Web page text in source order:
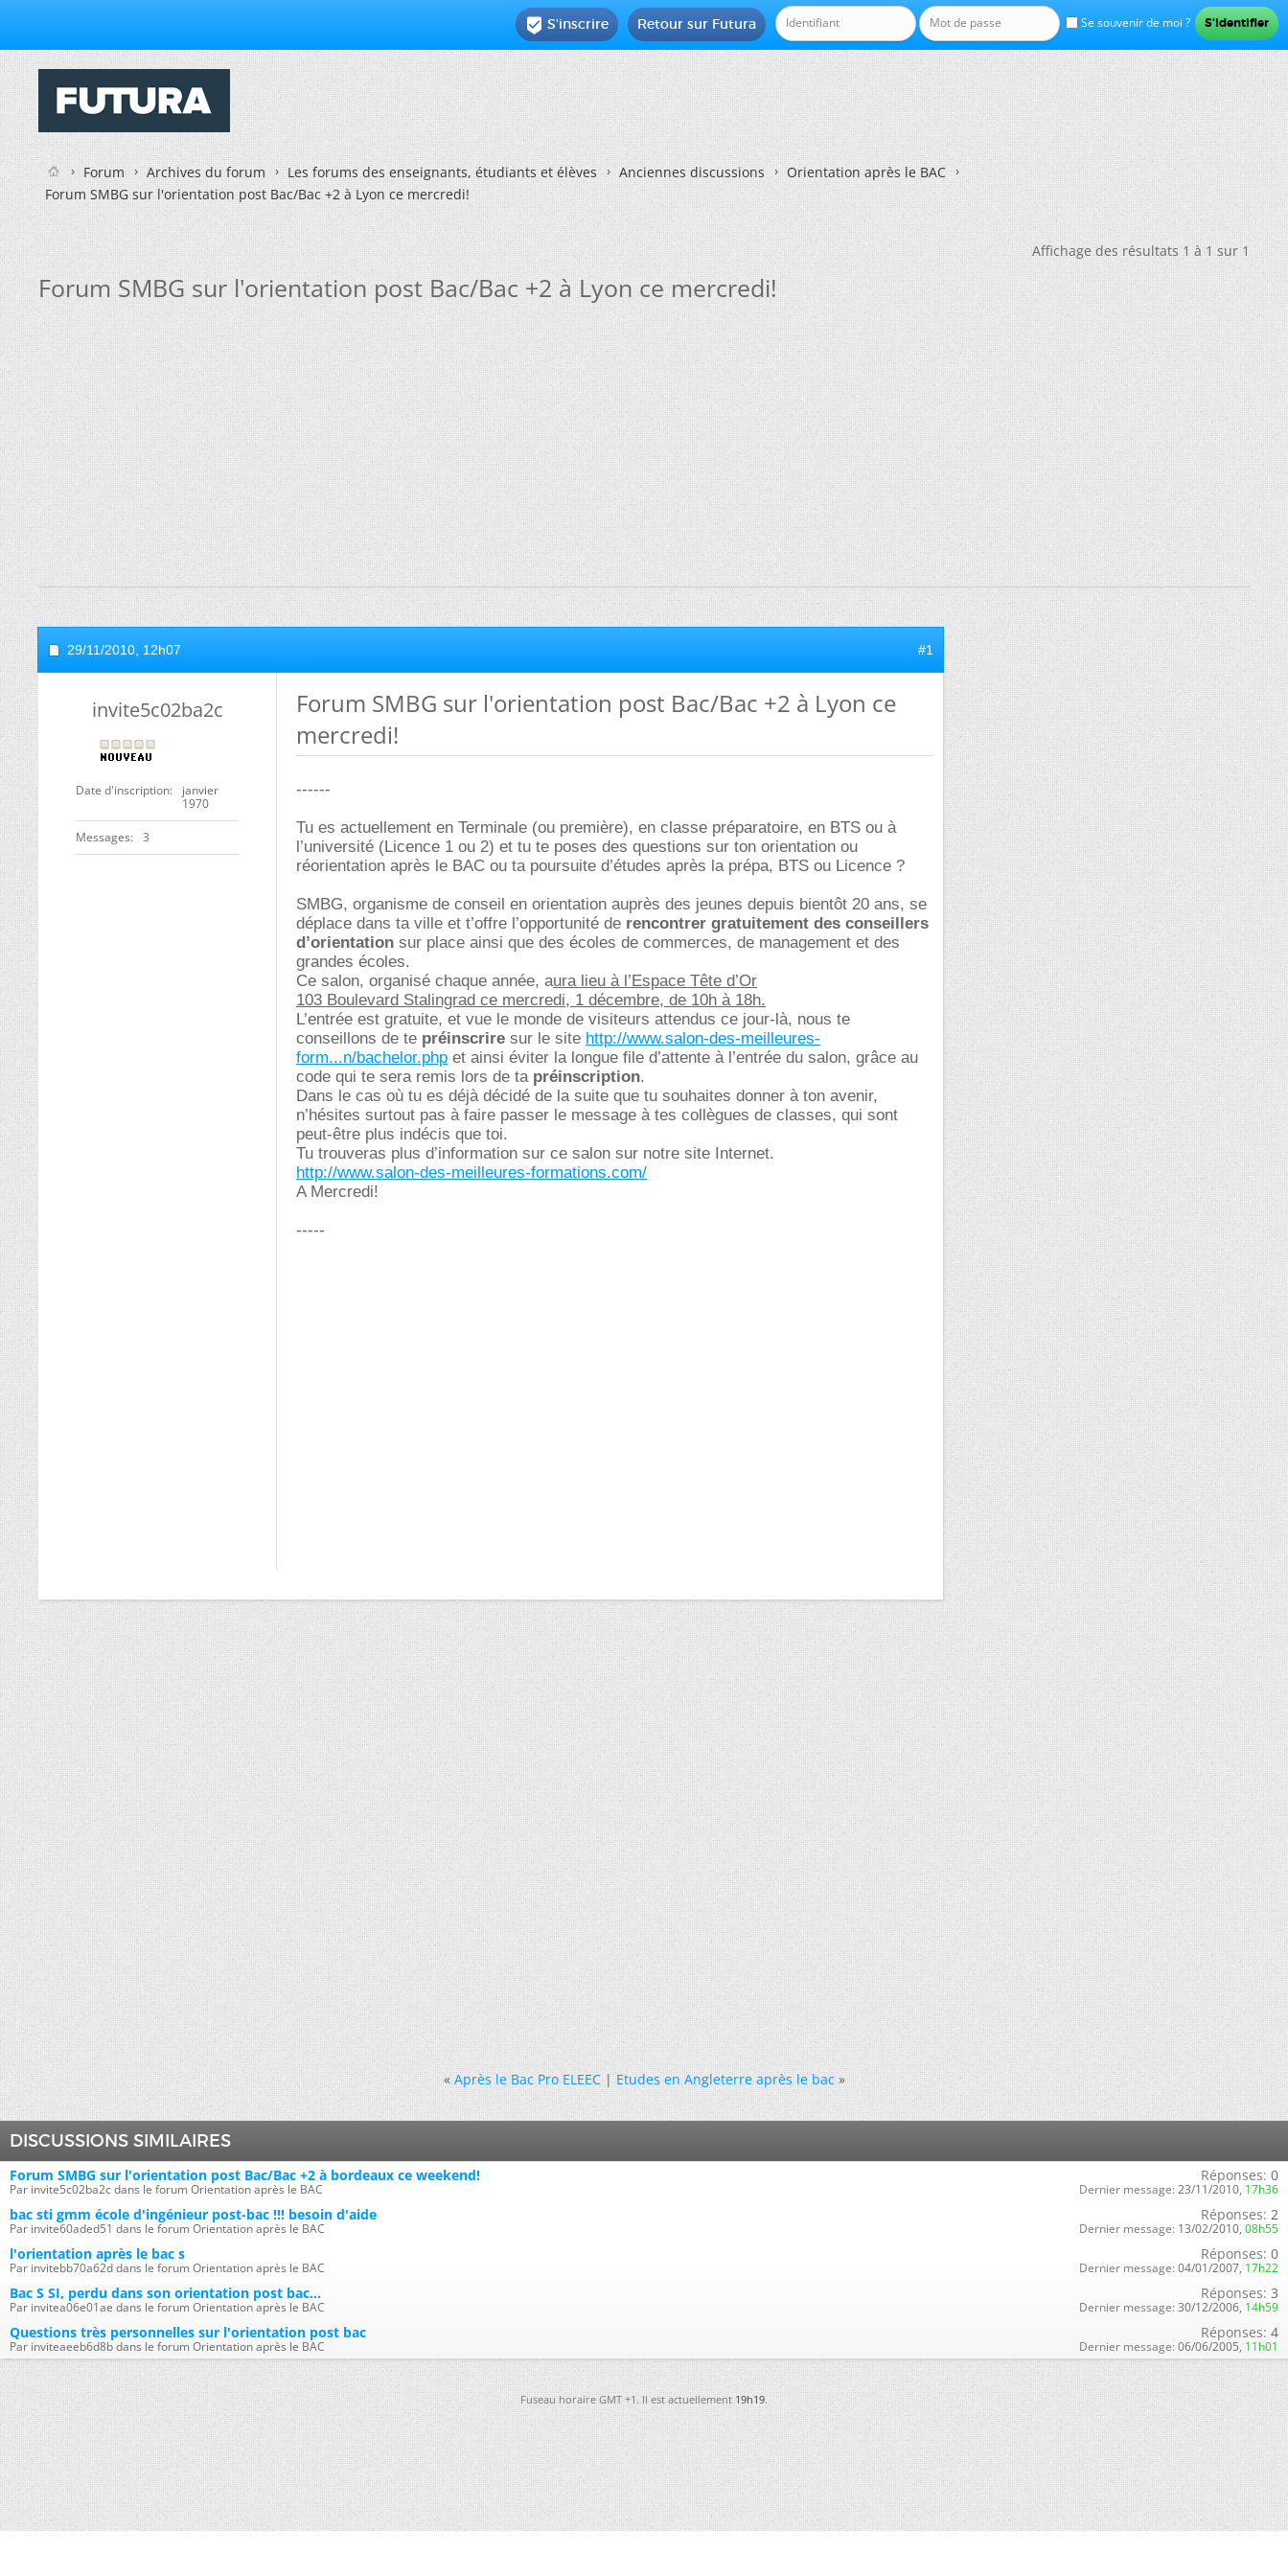
Se souvenir de moi ?
Retour sur Futura
 S'inscrire
Forum Archives du forum Les forums des enseignants, étudiants et élèves Anciennes discussions
Orientation après le BAC
Forum SMBG sur l'orientation post Bac/Bac +2 à Lyon ce mercredi!
Affichage des résultats 1 à 1 sur 1
Forum SMBG sur l'orientation post Bac/Bac +2 à Lyon ce mercredi!
29/11/2010, 12h07 #1
invite5c02ba2c
Date d'inscription
janvier
1970
Messages 3
Forum SMBG sur l'orientation post Bac/Bac +2 à Lyon ce
mercredi!
------
Tu es actuellement en Terminale (ou première), en classe préparatoire, en BTS ou à
l’université (Licence 1 ou 2) et tu te poses des questions sur ton orientation ou
réorientation après le BAC ou ta poursuite d’études après la prépa, BTS ou Licence ?
SMBG, organisme de conseil en orientation auprès des jeunes depuis bientôt 20 ans, se
déplace dans ta ville et t’offre l’opportunité de rencontrer gratuitement des conseillers
d’orientation sur place ainsi que des écoles de commerces, de management et des
grandes écoles.
Ce salon, organisé chaque année, aura lieu à l’Espace Tête d’Or
103 Boulevard Stalingrad ce mercredi, 1 décembre, de 10h à 18h.
L’entrée est gratuite, et vue le monde de visiteurs attendus ce jour-là, nous te
conseillons de te préinscrire sur le site http://www.salon-des-meilleures-
form...n/bachelor.php et ainsi éviter la longue file d’attente à l’entrée du salon, grâce au
code qui te sera remis lors de ta préinscription.
Dans le cas où tu es déjà décidé de la suite que tu souhaites donner à ton avenir,
n’hésites surtout pas à faire passer le message à tes collègues de classes, qui sont
peut-être plus indécis que toi.
Tu trouveras plus d’information sur ce salon sur notre site Internet.
http://www.salon-des-meilleures-formations.com/
A Mercredi!
-----
« Après le Bac Pro ELEEC|Etudes en Angleterre après le bac »
DISCUSSIONS SIMILAIRES
Forum SMBG sur l'orientation post Bac/Bac +2 à bordeaux ce weekend!
Par invite5c02ba2c dans le forum Orientation après le BAC
Réponses: 0
Dernier message: 23/11/2010, 17h36
bac sti gmm école d'ingénieur post-bac !!! besoin d'aide
Par invite60aded51 dans le forum Orientation après le BAC
Réponses: 2
Dernier message: 13/02/2010, 08h55
l'orientation après le bac s
Par invitebb70a62d dans le forum Orientation après le BAC
Réponses: 0
Dernier message: 04/01/2007, 17h22
Bac S SI, perdu dans son orientation post bac...
Par invitea06e01ae dans le forum Orientation après le BAC
Réponses: 3
Dernier message: 30/12/2006, 14h59
Questions très personnelles sur l'orientation post bac
Par inviteaeeb6d8b dans le forum Orientation après le BAC
Réponses: 4
Dernier message: 06/06/2005, 11h01
Fuseau horaire GMT +1. Il est actuellement19h19.